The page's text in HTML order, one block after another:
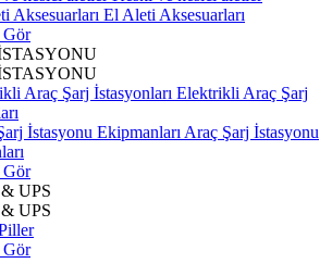
El Aleti Aksesuarları
Gör
Elektrikli Araç Şarj
Araç Şarj İstasyonu
Gör
UPS
UPS
Gör